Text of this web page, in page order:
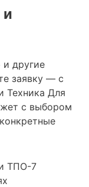
и
и другие
заявку — с
Техника Для
с выбором
ТПО-7